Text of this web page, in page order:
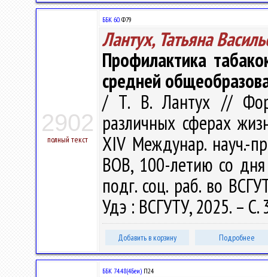
2902
полный текст
ББК 60.Ф79
Лантух, Татьяна
Профилактика
средней
/ Т. В. Лантух //
различных сферах
ХIV Междунар. науч.-
ВОВ, 100-летию со
подг. соц. раб. во
Удэ : ВСГУТУ, 2025. –
Добавить в корзину Подробнее
ББК 74.48(4Беи) П24